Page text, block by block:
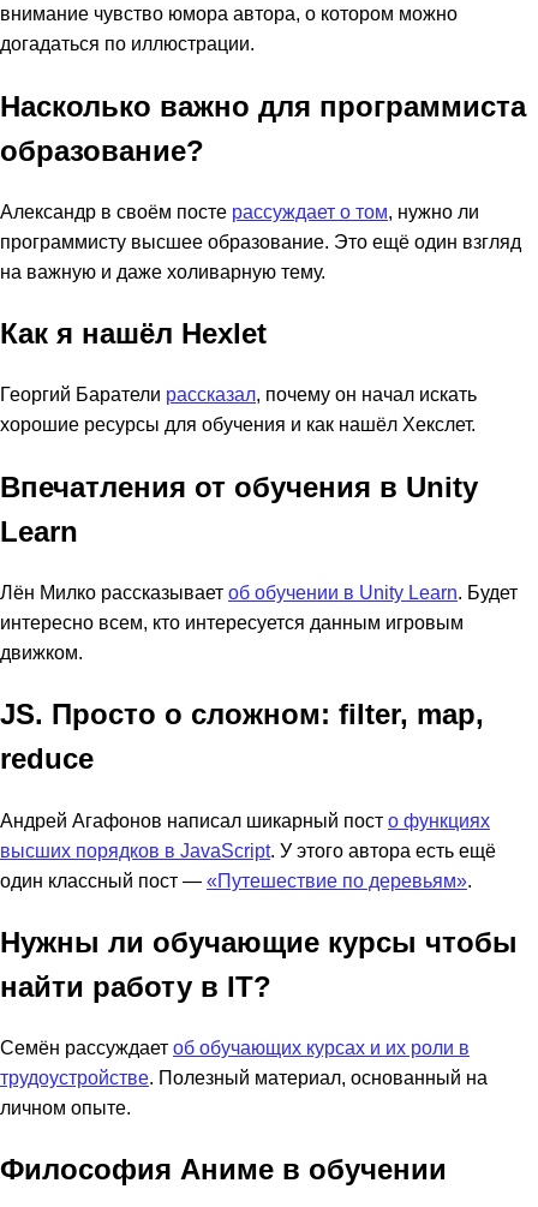
внимание чувство юмора автора, о котором можно
догадаться по иллюстрации.
Насколько важно для программиста
образование?
Александр в своём посте рассуждает о том, нужно ли
программисту высшее образование. Это ещё один взгляд
на важную и даже холиварную тему.
Как я нашёл Hexlet
Георгий Баратели рассказал, почему он начал искать
хорошие ресурсы для обучения и как нашёл Хекслет.
Впечатления от обучения в Unity
Learn
Лён Милко рассказывает об обучении в Unity Learn. Будет
интересно всем, кто интересуется данным игровым
движком.
JS. Просто о сложном: filter, map,
reduce
Андрей Агафонов написал шикарный пост о функциях
высших порядков в JavaScript. У этого автора есть ещё
один классный пост — «Путешествие по деревьям»
Нужны ли обучающие курсы чтобы
найти работу в IT?
Семён рассуждает об обучающих курсах и их роли в
трудоустройстве. Полезный материал, основанный на
личном опыте.
Философия Аниме в обучении